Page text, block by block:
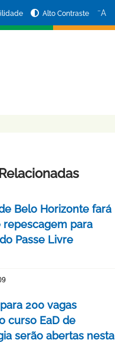
Alto Contraste −A
Belo Horizonte fará
repescagem para
Passe Livre
200 vagas
curso EaD de
serão abertas nesta